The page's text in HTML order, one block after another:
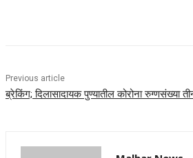
Previous article
ब्रेकिंग; दिलासादायक पुण्यातील कोरोना रुग्णसंख्या